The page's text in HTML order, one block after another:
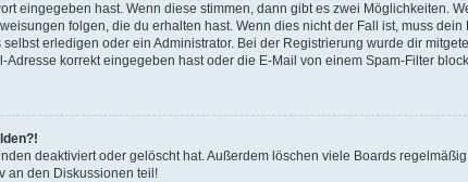
eingegeben hast. Wenn diese stimmen, dann gibt es zwei Möglichkeiten.
folgen, die du erhalten hast. Wenn dies nicht der Fall ist, muss
erledigen oder ein Administrator. Bei der Registrierung wurde dir
korrekt eingegeben hast oder die E-Mail von einem Spam-Filter
deaktiviert oder gelöscht hat. Außerdem löschen viele Boards
an den Diskussionen teil!